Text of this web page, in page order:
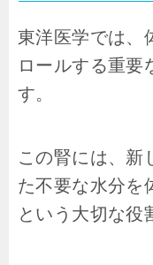
東洋医学では、
ロールする重要
す。
この腎には、新
た不要な水分を
という大切な役